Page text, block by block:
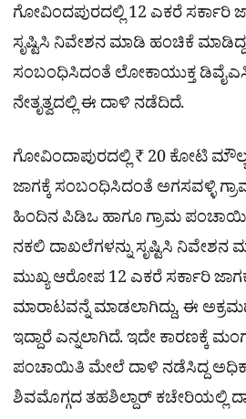
ಗೋವಿಂದಪುರದಲ್ಲಿ 12 ಎಕರೆ ಸರ್ಕಾರಿ
ಸೃಷ್ಟಿಸಿ ನಿವೇಶನ ಮಾಡಿ ಹಂಚಿಕೆ ಮಾಡಿದ್ದ
ಸಂಬಂಧಿಸಿದಂತೆ ಲೋಕಾಯುಕ್ತ
ನೇತೃತ್ವದಲ್ಲಿ ಈ ದಾಳಿ ನಡೆದಿದೆ.
ಗೋವಿಂದಾಪುರದಲ್ಲಿ ₹ 20 ಕೋಟಿ
ಜಾಗಕ್ಕೆ ಸಂಬಂಧಿಸಿದಂತೆ ಅಗಸವಳ್ಳಿ
ಹಿಂದಿನ ಪಿಡಿಒ ಹಾಗೂ ಗ್ರಾಮ ಪಂಚಾಯಿತಿ
ನಕಲಿ ದಾಖಲೆಗಳನ್ನು ಸೃಷ್ಟಿಸಿ ನಿವೇಶನ
ಮುಖ್ಯ ಆರೋಪ 12 ಎಕರೆ ಸರ್ಕಾರಿ
ಮಾರಾಟವನ್ನೆ ಮಾಡಲಾಗಿದ್ದು, ಈ
ಇದ್ದಾರೆ ಎನ್ನಲಾಗಿದೆ. ಇದೇ ಕಾರಣಕ್ಕೆ
ಪಂಚಾಯಿತಿ ಮೇಲೆ ದಾಳಿ ನಡೆಸಿದ್ದ
ಶಿವಮೊಗ್ಗದ ತಹಶಿಲ್ದಾರ್​ ಕಚೇರಿಯಲ್ಲಿ